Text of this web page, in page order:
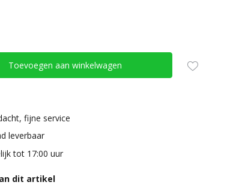
Toevoegen aan winkelwagen
fijne service
leverbaar
tot 17:00 uur
dit artikel